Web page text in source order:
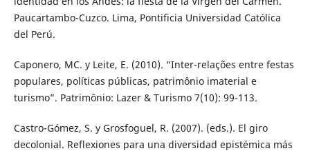
Paucartambo-Cuzco. Lima, Pontificia Universidad Católica
del Perú.
Caponero, MC. y Leite, E. (2010). “Inter-relações entre festas
populares, políticas públicas, patrimônio imaterial e
turismo”. Patrimônio: Lazer & Turismo 7(10): 99-113.
Castro-Gómez, S. y Grosfoguel, R. (2007). (eds.). El giro
decolonial. Reflexiones para una diversidad epistémica más